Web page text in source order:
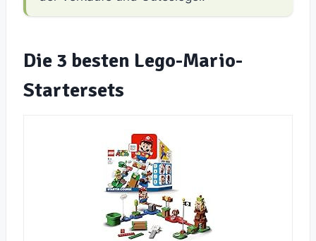
Die 3 besten Lego-Mario-
Startersets